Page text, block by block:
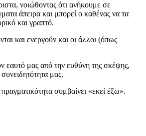
νοιώθοντας ότι ανήκουμε σε
άπειρα και μπορεί ο καθένας να τα
και γραπτό.
και ενεργούν και οι άλλοι (όπως
εαυτό μας από την ευθύνη της σκέψης,
μας.
συμβαίνει «εκεί έξω».